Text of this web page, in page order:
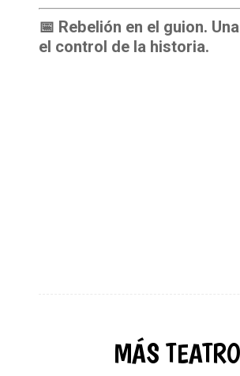
📅 Rebelión en el guion.
el control de la historia.
MÁS TEATRO